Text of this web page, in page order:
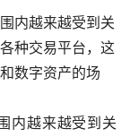
内越来越受到关
种交易平台，这
数字资产的场
内越来越受到关